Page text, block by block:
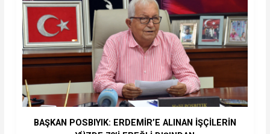
BAŞKAN POSBIYIK: ERDEMİR’E ALINAN İŞÇİLERİN